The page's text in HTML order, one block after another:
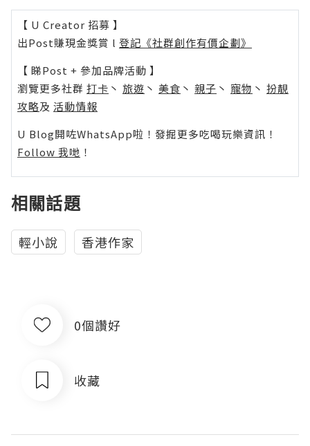
【 U Creator 招募 】
出Post賺現金獎賞 l 登記《社群創作有價企劃》
【 睇Post + 參加品牌活動 】
瀏覽更多社群 打卡 丶 旅遊 丶 美食 丶 親子 丶 寵物 丶 扮靚
攻略及 活動情報
U Blog開咗WhatsApp啦！發掘更多吃喝玩樂資訊！
Follow 我哋 ！
相關話題
輕小說 香港作家
0個讚好
收藏